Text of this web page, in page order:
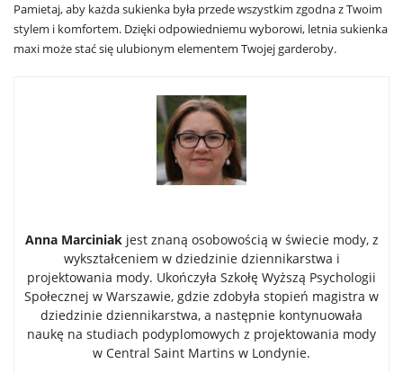
Pamietaj, aby każda sukienka była przede wszystkim zgodna z Twoim
stylem i komfortem. Dzięki odpowiedniemu wyborowi, letnia sukienka
maxi może stać się ulubionym elementem Twojej garderoby.
Anna Marciniakjest znaną osobowością w świecie mody, z
wykształceniem w dziedzinie dziennikarstwa i
projektowania mody. Ukończyła Szkołę Wyższą Psychologii
Społecznej w Warszawie, gdzie zdobyła stopień magistra w
dziedzinie dziennikarstwa, a następnie kontynuowała
naukę na studiach podyplomowych z projektowania mody
w Central Saint Martins w Londynie.